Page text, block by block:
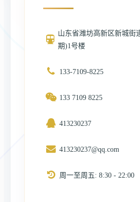
山东省潍坊高新区新城街
期)1号楼
133-7109-8225
133 7109 8225
413230237
413230237@qq.com
周一至周五: 8:30 - 22:00